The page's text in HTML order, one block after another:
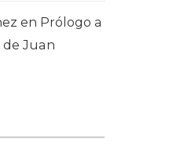
en Prólogo a
de Juan